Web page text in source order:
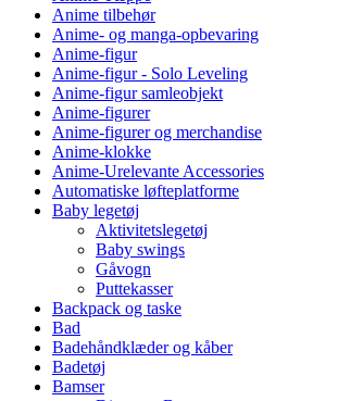
Anime tilbehør
Anime- og manga-opbevaring
Anime-figur
Anime-figur - Solo Leveling
Anime-figur samleobjekt
Anime-figurer
Anime-figurer og merchandise
Anime-klokke
Anime-Urelevante Accessories
Automatiske løfteplatforme
Baby legetøj
Aktivitetslegetøj
Baby swings
Gåvogn
Puttekasser
Backpack og taske
Bad
Badehåndklæder og kåber
Badetøj
Bamser